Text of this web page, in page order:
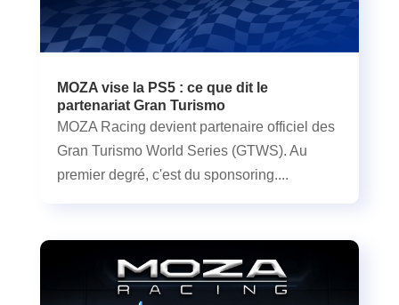
MOZA vise la PS5 : ce que dit le
partenariat Gran Turismo
MOZA Racing devient partenaire officiel des
Gran Turismo World Series (GTWS). Au
premier degré, c'est du sponsoring....